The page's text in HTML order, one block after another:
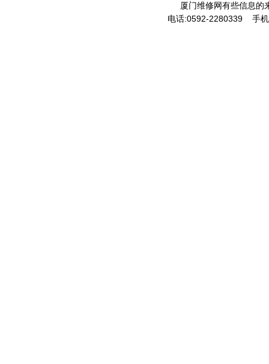
厦门维修网有些信息的
电话:0592-2280339 手